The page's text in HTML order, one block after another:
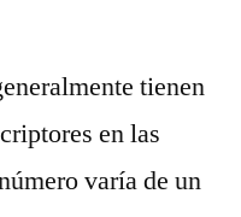
tienen
en las
varía de un